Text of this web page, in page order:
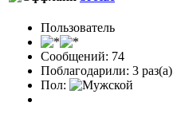
Пользователь
Сообщений: 74
Поблагодарили: 3 раз(а)
Пол: